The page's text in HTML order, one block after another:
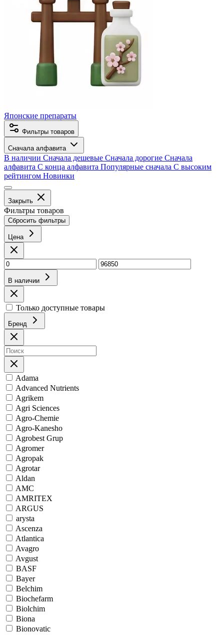
Японские препараты
Фильтры товаров
Сначала алфавита
В наличии Сначала дешевые Сначала дорогие Сначала
алфавита С конца алфавита Популярные сначала С высоким
рейтингом Новинки
Закрыть
Фильтры товаров
Сбросить фильтры
Цена
В наличии
Только доступные товары
Бренд
Adama
Advanced Nutrients
Agrikem
Agri Sciences
Agro-Chemie
Agro-Kanesho
Agrobest Grup
Agromer
Agropak
Agrotar
Aldan
AMC
AMRITEX
ARGUS
arysta
Ascenza
Atlantica
Avagro
Avgust
BASF
Bayer
Belchim
Biochefarm
Biolchim
Biona
Bionovatic